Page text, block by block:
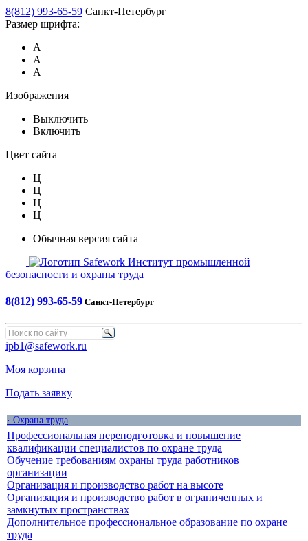
8(812) 993-65-59 Санкт-Петербург
Размер шрифта:
А
А
А
Изображения
Выключить
Включить
Цвет сайта
Ц
Ц
Ц
Ц
Обычная версия сайта
Safework Институт промышленной
безопасности и охраны труда
8(812) 993-65-59 Санкт-Петербург
ipb1@safework.ru
Моя корзина
Подать заявку
· Охрана труда
Профессиональная переподготовка и повышение
квалификации специалистов по охране труда
Обучение требованиям охраны труда работников
организации
Организация и производство работ на высоте
Организация и производство работ в ограниченных и
замкнутых пространствах
Дополнительное профессиональное образование по охране
труда